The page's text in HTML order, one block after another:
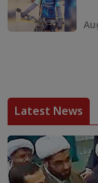
Latest News